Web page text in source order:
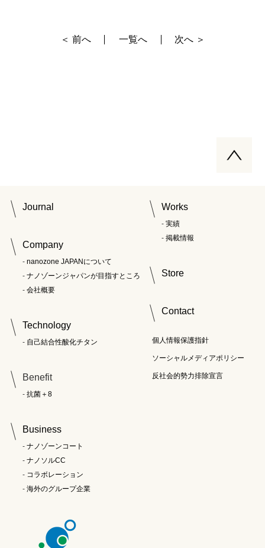
＜ 前へ 一覧へ 次へ ＞
Journal
Company
nanozone JAPANについて
ナノゾーンジャパンが目指すところ
会社概要
Technology
自己結合性酸化チタン
Benefit
抗菌＋8
Business
ナノゾーンコート
ナノソルCC
コラボレーション
海外のグループ企業
Works
実績
掲載情報
Store
Contact
個人情報保護指針
ソーシャルメディアポリシー
反社会的勢力排除宣言